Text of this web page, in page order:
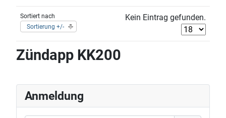
Sortiert nach
Sortierung +/-
Kein Eintrag gefunden.
Zündapp KK200
Anmeldung